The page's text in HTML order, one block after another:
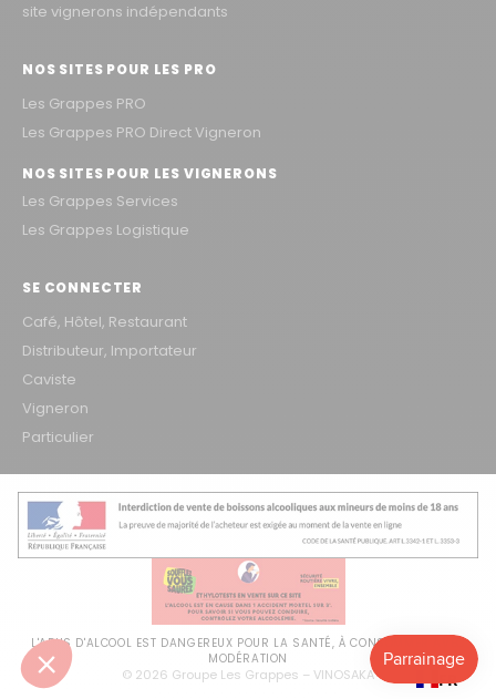
site vignerons indépendants
NOS SITES POUR LES PRO
Les Grappes PRO
Les Grappes PRO Direct Vigneron
NOS SITES POUR LES VIGNERONS
Les Grappes Services
Les Grappes Logistique
SE CONNECTER
Café, Hôtel, Restaurant
Distributeur, Importateur
Caviste
Vigneron
Particulier
L'ABUS D'ALCOOL EST DANGEREUX POUR LA SANTÉ, À CONSOMMER AVEC
MODÉRATION
© 2026 Groupe Les Grappes – VINOSAKA FR